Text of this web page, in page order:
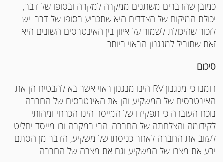
כמובן שהדברים משתנים ממקרה למקרה ובסופו של דבר,
יכולת המיקוח של הצדדים היא שתכריע בסופו של דבר. יש
לזכור שהיכולת לשמור על איזון בין האינטרסים השונים היא
זאת שתוביל למנגנון הראוי ביותר.
סיכום
דומנו כי מנגנון RV הינו מנגנון ראוי אשר בא להבטיח הן את
האינטרסים של המשקיע והן את האינטרסים של החברה.
נוכח העובדה כי תפקידו של המייסד הינו הכרחי ומהותי
לקידומה והצלחתה של החברה, הרי במקרה ובו מייסד יחליט
לעזוב את החברה לאחר כניסתו של משקיע, הדבר מן הסתם
ירע את מצבו של המשקיע וגם את מצבה של החברה.